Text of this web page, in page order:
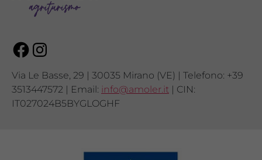
Facebook
Instagram
Via Le Basse, 29 | 30035 Mirano (VE) | Telefono: +39
3513447572 | Email: info@amoler.it | CIN:
IT027024B5BYGLOGHF